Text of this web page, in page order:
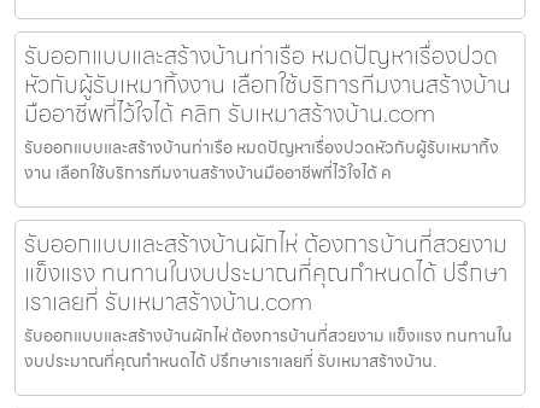
รับออกแบบและสร้างบ้านท่าเรือ หมดปัญหาเรื่องปวด
หัวกับผู้รับเหมาทิ้งงาน เลือกใช้บริการทีมงานสร้างบ้าน
มืออาชีพที่ไว้ใจได้ คลิก รับเหมาสร้างบ้าน.com
รับออกแบบและสร้างบ้านท่าเรือ หมดปัญหาเรื่องปวดหัวกับผู้รับเหมาทิ้ง
งาน เลือกใช้บริการทีมงานสร้างบ้านมืออาชีพที่ไว้ใจได้ ค
รับออกแบบและสร้างบ้านผักไห่ ต้องการบ้านที่สวยงาม
แข็งแรง ทนทานในงบประมาณที่คุณกำหนดได้ ปรึกษา
เราเลยที่ รับเหมาสร้างบ้าน.com
รับออกแบบและสร้างบ้านผักไห่ ต้องการบ้านที่สวยงาม แข็งแรง ทนทานใน
งบประมาณที่คุณกำหนดได้ ปรึกษาเราเลยที่ รับเหมาสร้างบ้าน.